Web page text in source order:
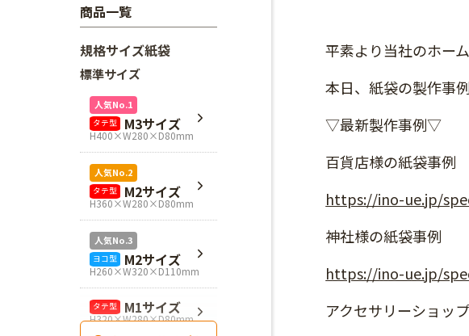
平素より当社のホー
本日、紙袋の製作事
▽最新製作事例▽
百貨店様の紙袋事例
https://ino-ue.jp/
神社様の紙袋事例
https://ino-ue.jp/
アクセサリーショッ
商品一覧
規格サイズ紙袋
標準サイズ
人気No.1
タテ型 M3サイズ
H400×W280×D80mm
人気No.2
タテ型 M2サイズ
H360×W280×D80mm
人気No.3
ヨコ型 M2サイズ
H260×W320×D110mm
タテ型 M1サイズ
H320×W280×D80mm